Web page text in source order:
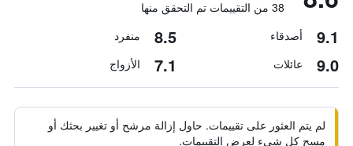
38 من التقييمات تم التحقق منها
9.1 أصدقاء 8.5 منفرد
9.0 عائلات 7.1 الأزواج
لم يتم العثور على تقييمات. حاول إزالة مرشح أو تغيير بحثك أو
مسح كل شيء لعرض التقييمات.